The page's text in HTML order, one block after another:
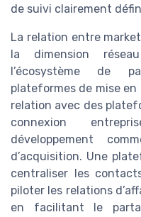
de suivi clairement
La relation entre
la dimension
l’écosystème de
plateformes de mise en
relation avec des
connexion
développement
d’acquisition. Une
centraliser les
piloter les relations
en facilitant le